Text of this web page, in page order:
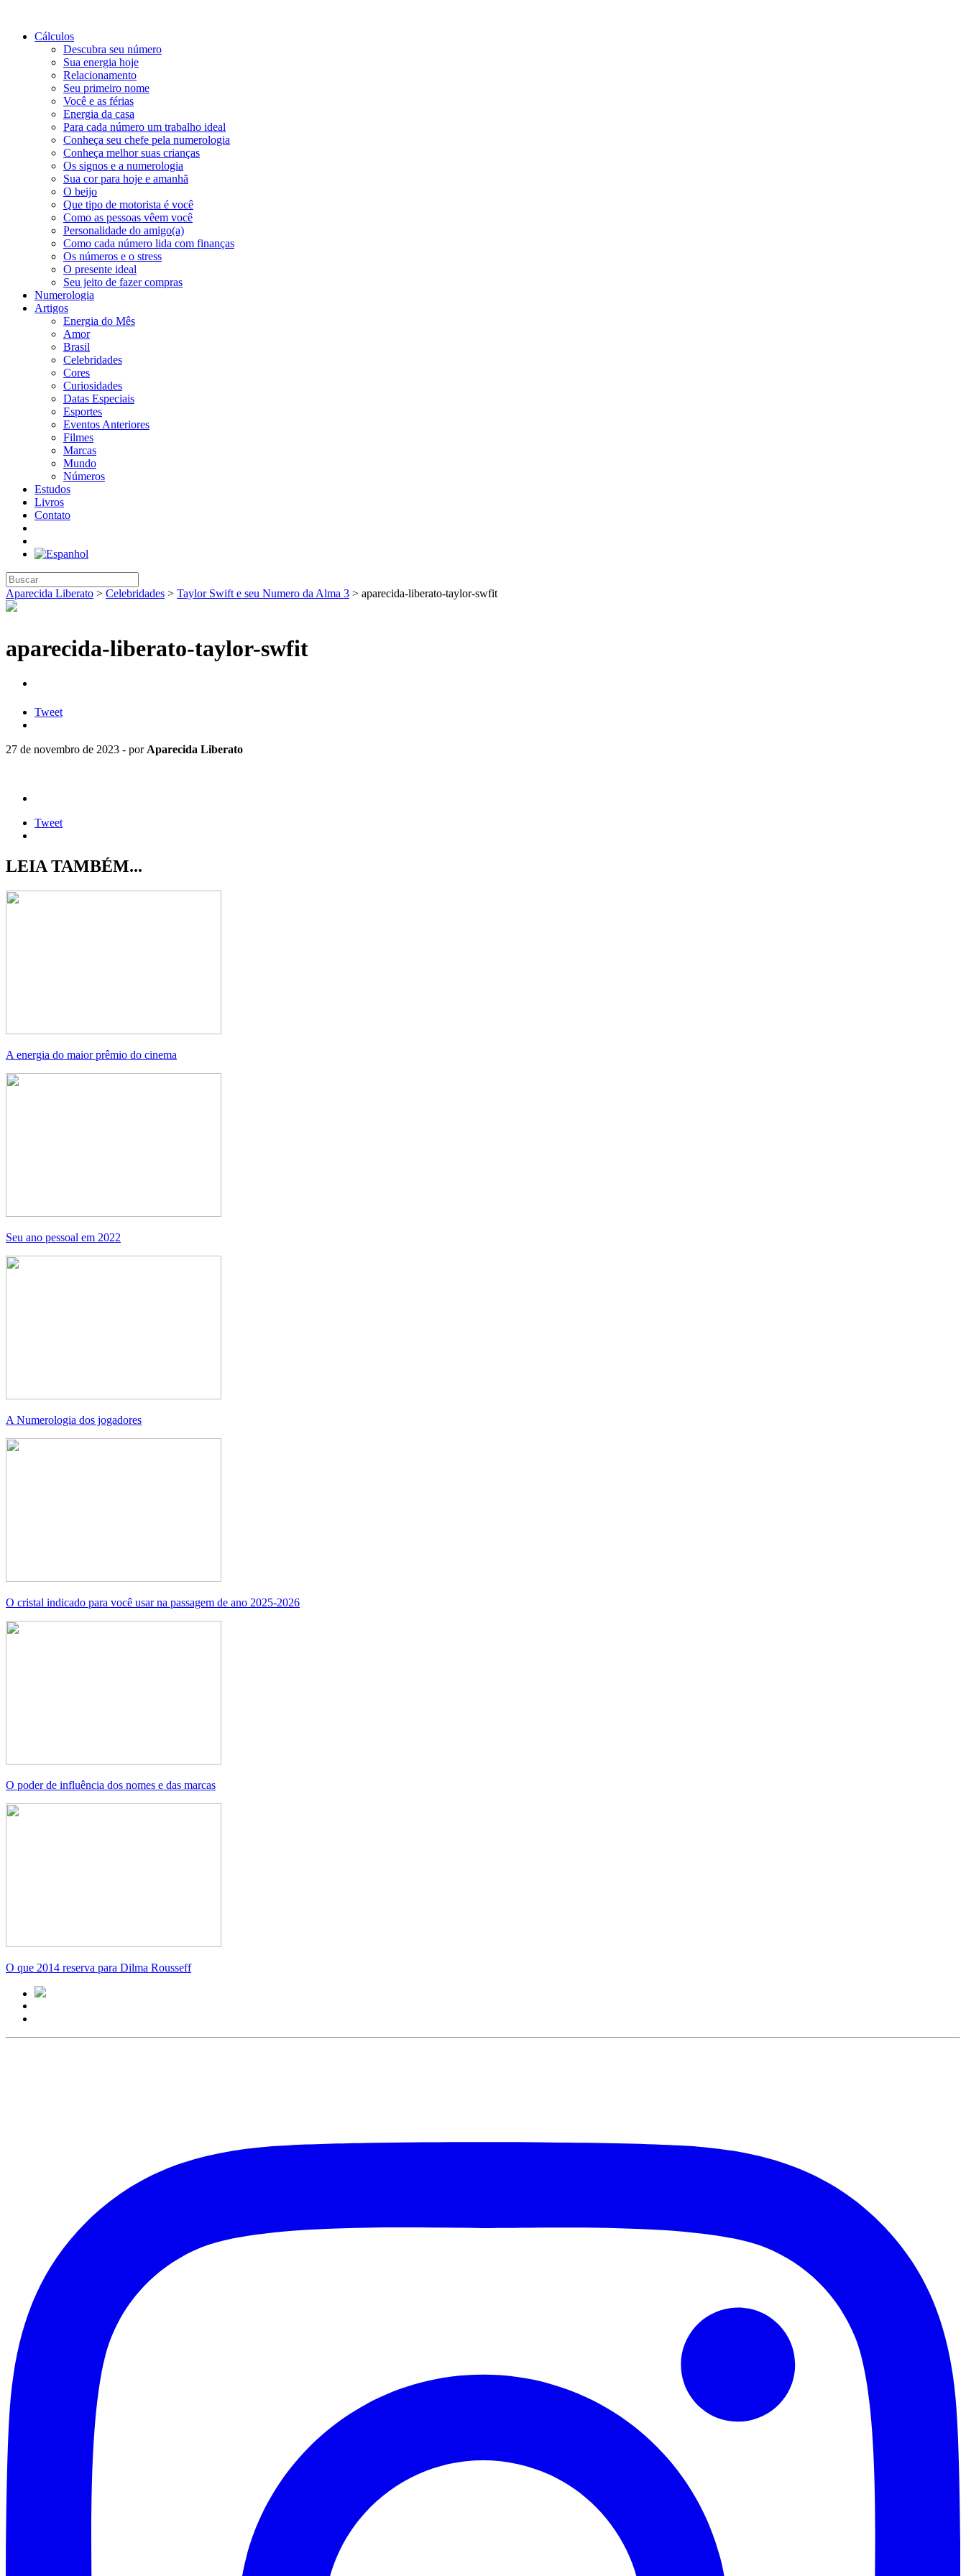
Cálculos
Descubra seu número
Sua energia hoje
Relacionamento
Seu primeiro nome
Você e as férias
Energia da casa
Para cada número um trabalho ideal
Conheça seu chefe pela numerologia
Conheça melhor suas crianças
Os signos e a numerologia
Sua cor para hoje e amanhã
O beijo
Que tipo de motorista é você
Como as pessoas vêem você
Personalidade do amigo(a)
Como cada número lida com finanças
Os números e o stress
O presente ideal
Seu jeito de fazer compras
Numerologia
Artigos
Energia do Mês
Amor
Brasil
Celebridades
Cores
Curiosidades
Datas Especiais
Esportes
Eventos Anteriores
Filmes
Marcas
Mundo
Números
Estudos
Livros
Contato
Aparecida Liberato > Celebridades > Taylor Swift e seu Numero da Alma 3 > aparecida-liberato-taylor-swfit
aparecida-liberato-taylor-swfit
Tweet
27 de novembro de 2023 - por Aparecida Liberato
Tweet
LEIA TAMBÉM...
A energia do maior prêmio do cinema
Seu ano pessoal em 2022
A Numerologia dos jogadores
O cristal indicado para você usar na passagem de ano 2025-2026
O poder de influência dos nomes e das marcas
O que 2014 reserva para Dilma Rousseff